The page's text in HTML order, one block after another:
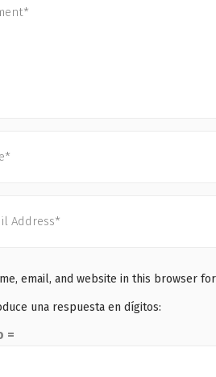
email, and website in this browser
una respuesta en dígitos:
=